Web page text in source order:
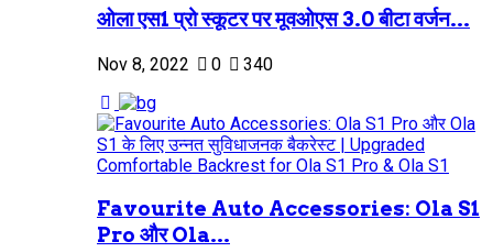
ओला एस1 प्रो स्कूटर पर मूवओएस 3.0 बीटा वर्जन...
Nov 8, 2022 0 340
Favourite Auto Accessories: Ola S1
Pro और Ola...